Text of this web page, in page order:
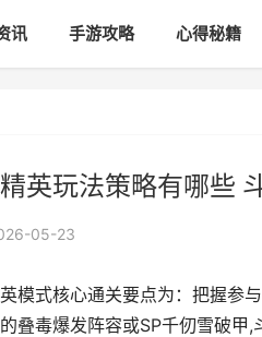
讯 手游攻略 心得秘籍
英玩法策略有哪些
05-23
模式核心通关要点为：把握参
叠毒爆发阵容或SP千仞雪破